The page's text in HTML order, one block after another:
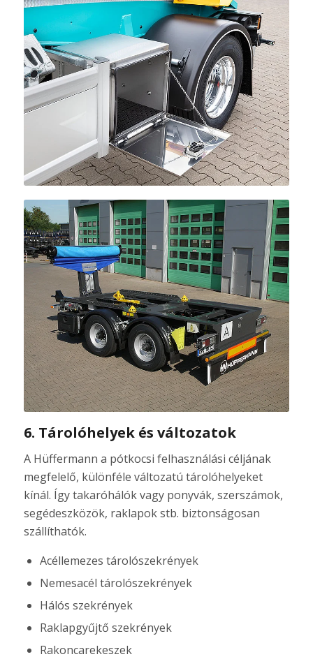
6. Tárolóhelyek és változatok
A Hüffermann a pótkocsi felhasználási céljának
megfelelő, különféle változatú tárolóhelyeket
kínál. Így takaróhálók vagy ponyvák, szerszámok,
segédeszközök, raklapok stb. biztonságosan
szállíthatók.
Acéllemezes tárolószekrények
Nemesacél tárolószekrények
Hálós szekrények
Raklapgyűjtő szekrények
Rakoncarekeszek